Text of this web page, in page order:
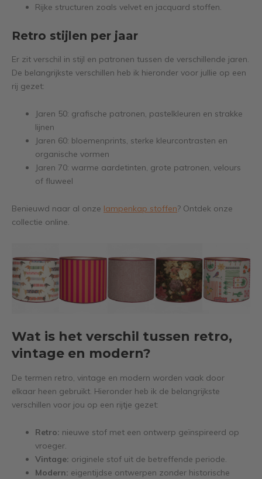
Rijke structuren zoals velvet en jacquard stoffen.
Retro stijlen per jaar
Er zit verschil in stijl en patronen tussen de verschillende jaren.
De belangrijkste verschillen heb ik hieronder voor jullie op een
rij gezet:
Jaren 50: grafische patronen, pastelkleuren en strakke
lijnen
Jaren 60: bloemenprints, sterke kleurcontrasten en
organische vormen
Jaren 70: warme aardetinten, grote patronen, velours
of fluweel
Benieuwd naar al onze lampenkap stoffen? Ontdek onze
collectie online.
Wat is het verschil tussen retro,
vintage en modern?
De termen retro, vintage en modern worden vaak door
elkaar heen gebruikt. Hieronder heb ik de belangrijkste
verschillen voor jou op een rijtje gezet:
Retro: nieuwe stof met een ontwerp geïnspireerd op
vroeger.
Vintage: originele stof uit de betreffende periode.
Modern: eigentijdse ontwerpen zonder historische